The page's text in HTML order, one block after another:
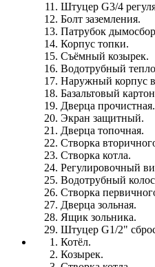
Штуцер G3/4
Болт заземления.
Патрубок
Корпус топки.
Съёмный козырек.
Водотрубный
Наружный корпус
Базальтовый
Дверца прочистная.
Экран защитный.
Дверца топочная.
Створка
Створка котла.
Регулировочный
Водотрубный
Створка
Дверца зольная.
Ящик зольника.
Штуцер G1/2"
Котёл.
Козырек.